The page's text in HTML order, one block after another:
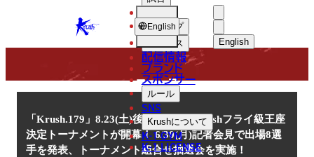
KRUSH English
한국어
中文（简体
ショップ
ニュース
配信情報
ブランド
スポンサー
ルール
SNS
Krushについて
K-1 GYM
K-1 LICENSE
English
NEWS
ニュース
「Krush.179」8.23(土)後楽園 第5代Krushフライ級王座
決定トーナメントが開幕！ 6/30(月)記者会見で出場8選
手を発表、トーナメント組合せ抽選会を実施！